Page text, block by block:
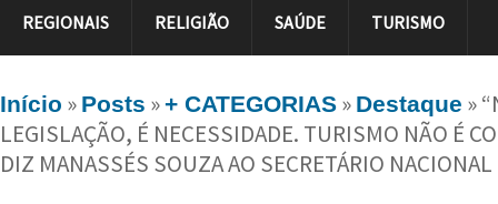
REGIONAIS RELIGIÃO SAÚDE TURISMO
Início » Posts »+ CATEGORIAS » Destaque »
LEGISLAÇÃO, É NECESSIDADE. TURISMO NÃO É
DIZ MANASSÉS SOUZA AO SECRETÁRIO